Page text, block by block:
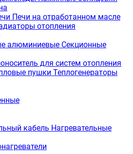
Печи на отработанном масле
отопления
алюминиевые Секционные
для систем отопления
пушки Теплогенераторы
кабель Нагревательные